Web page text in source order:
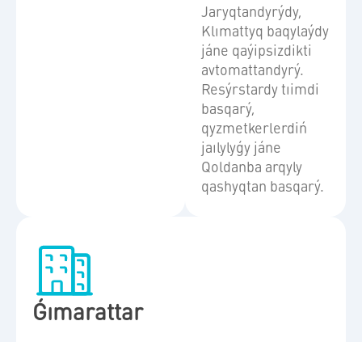
Jaryqtandyrýdy,
Klımattyq baqylaýdy
jáne qaýipsizdikti
avtomattandyrý.
Resýrstardy tıimdi
basqarý,
qyzmetkerlerdiń
jaılylyǵy jáne
Qoldanba arqyly
qashyqtan basqarý.
Ǵımarattar